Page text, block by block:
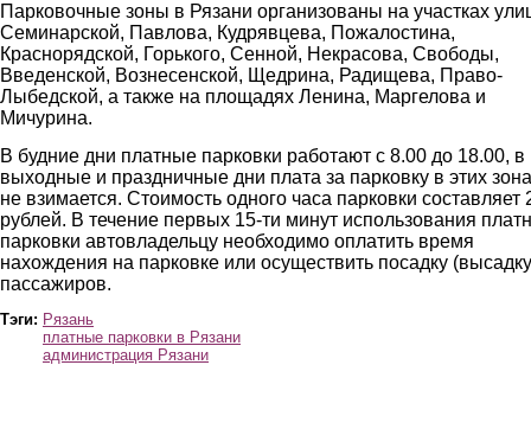
Парковочные зоны в Рязани организованы на участках
Семинарской, Павлова, Кудрявцева, Пожалостина,
Краснорядской, Горького, Сенной, Некрасова, Свободы,
Введенской, Вознесенской, Щедрина, Радищева, Право-
Лыбедской, а также на площадях Ленина, Маргелова и
Мичурина.
В будние дни платные парковки работают с 8.00 до 18.00, в
выходные и праздничные дни плата за парковку в этих
не взимается. Стоимость одного часа парковки составляет
рублей. В течение первых 15-ти минут использования
парковки автовладельцу необходимо оплатить время
нахождения на парковке или осуществить посадку
пассажиров.
Тэги: Рязань
платные парковки в Рязани
администрация Рязани